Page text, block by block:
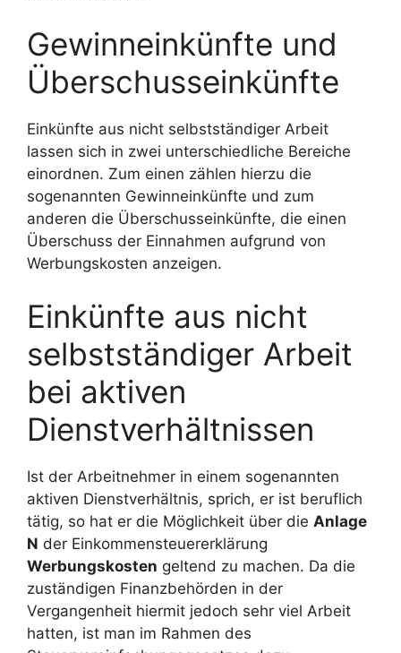
Gewinneinkünfte und
Überschusseinkünfte
Einkünfte aus nicht selbstständiger Arbeit
lassen sich in zwei unterschiedliche Bereiche
einordnen. Zum einen zählen hierzu die
sogenannten Gewinneinkünfte und zum
anderen die Überschusseinkünfte, die einen
Überschuss der Einnahmen aufgrund von
Werbungskosten anzeigen.
Einkünfte aus nicht
selbstständiger Arbeit
bei aktiven
Dienstverhältnissen
Ist der Arbeitnehmer in einem sogenannten
aktiven Dienstverhältnis, sprich, er ist beruflich
tätig, so hat er die Möglichkeit über die Anlage
N der Einkommensteuererklärung
Werbungskosten geltend zu machen. Da die
zuständigen Finanzbehörden in der
Vergangenheit hiermit jedoch sehr viel Arbeit
hatten, ist man im Rahmen des